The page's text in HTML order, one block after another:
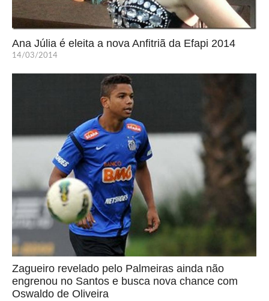
Ana Júlia é eleita a nova Anfitriã da Efapi 2014
14/03/2014
Zagueiro revelado pelo Palmeiras ainda não
engrenou no Santos e busca nova chance com
Oswaldo de Oliveira